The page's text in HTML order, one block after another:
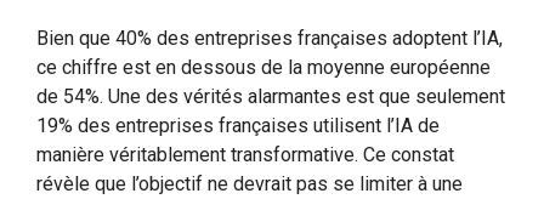
Bien que 40% des entreprises françaises adoptent l’IA,
ce chiffre est en dessous de la moyenne européenne
de 54%. Une des vérités alarmantes est que seulement
19% des entreprises françaises utilisent l’IA de
manière véritablement transformative. Ce constat
révèle que l’objectif ne devrait pas se limiter à une